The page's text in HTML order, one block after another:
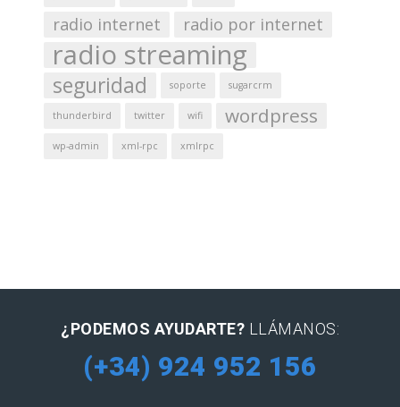
radio internet radio por internet
radio streaming
seguridad soporte sugarcrm
thunderbird twitter wifi wordpress
wp-admin xml-rpc xmlrpc
¿PODEMOS AYUDARTE? LLÁMANOS:
(+34) 924 952 156